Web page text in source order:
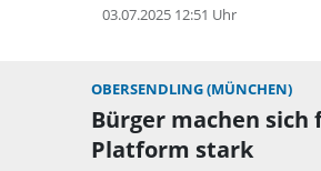
03.07.2025 12:51 Uhr
OBERSENDLING (MÜNCHEN)
Bürger machen
Platform stark